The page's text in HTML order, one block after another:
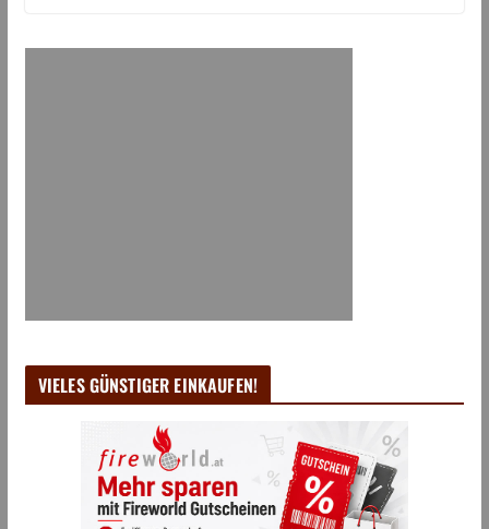
VIELES GÜNSTIGER EINKAUFEN!